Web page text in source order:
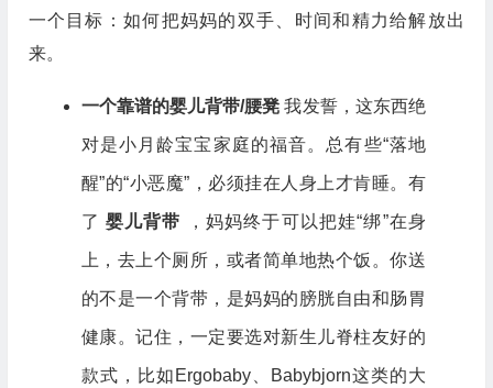
一个目标：如何把妈妈的双手、时间和精力给解放出
来。
一个靠谱的婴儿背带/腰凳我发誓，这东西绝
对是小月龄宝宝家庭的福音。总有些“落地
醒”的“小恶魔”，必须挂在人身上才肯睡。有
了 婴儿背带 ，妈妈终于可以把娃“绑”在身
上，去上个厕所，或者简单地热个饭。你送
的不是一个背带，是妈妈的膀胱自由和肠胃
健康。记住，一定要选对新生儿脊柱友好的
款式，比如Ergobaby、Babybjorn这类的大